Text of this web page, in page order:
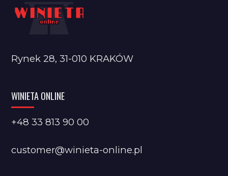
Rynek 28, 31-010 KRAKÓW
WINIETA ONLINE
+48 33 813 90 00
customer@winieta-online.pl